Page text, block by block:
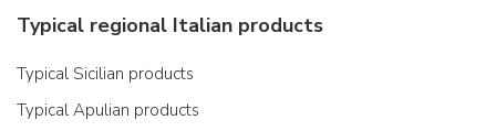
Typical regional Italian products
Typical Sicilian products
Typical Apulian products